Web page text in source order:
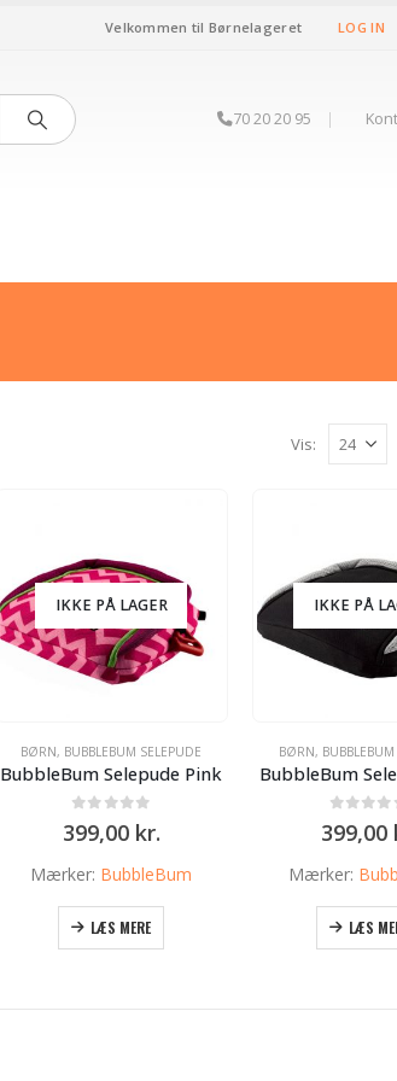
Velkommen til Børnelageret LOG IN
70 20 20 95 |
Vis:
IKKE PÅ LAGER
BØRN, BUBBLEBUM SELEPUDE
BubbleBum Selepude Pink
ud af 5
399,00 kr.
Mærker: BubbleBum
LÆS MERE
IKKE PÅ
BØRN,
BubbleBum
ud af
399,00
Mærker:
LÆS